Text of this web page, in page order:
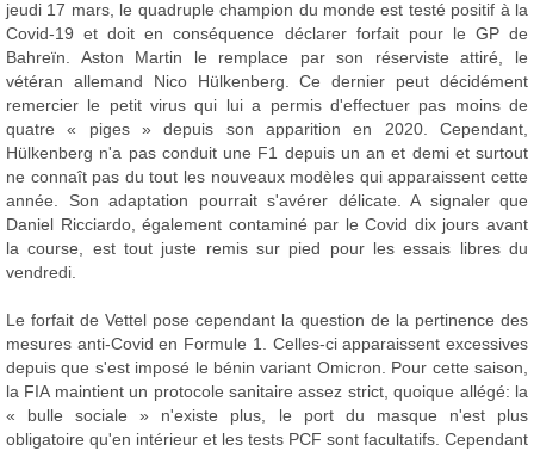
jeudi 17 mars, le quadruple champion du monde est testé positif à la
Covid-19 et doit en conséquence déclarer forfait pour le GP de
Bahreïn. Aston Martin le remplace par son réserviste attiré, le
vétéran allemand Nico Hülkenberg. Ce dernier peut décidément
remercier le petit virus qui lui a permis d'effectuer pas moins de
quatre « piges » depuis son apparition en 2020. Cependant,
Hülkenberg n'a pas conduit une F1 depuis un an et demi et surtout
ne connaît pas du tout les nouveaux modèles qui apparaissent cette
année. Son adaptation pourrait s'avérer délicate. A signaler que
Daniel Ricciardo, également contaminé par le Covid dix jours avant
la course, est tout juste remis sur pied pour les essais libres du
vendredi.
Le forfait de Vettel pose cependant la question de la pertinence des
mesures anti-Covid en Formule 1. Celles-ci apparaissent excessives
depuis que s'est imposé le bénin variant Omicron. Pour cette saison,
la FIA maintient un protocole sanitaire assez strict, quoique allégé: la
« bulle sociale » n'existe plus, le port du masque n'est plus
obligatoire qu'en intérieur et les tests PCF sont facultatifs. Cependant